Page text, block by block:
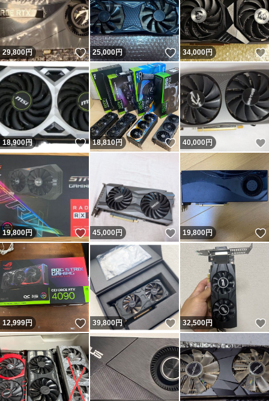
29,800円 いいね！
25,000円 いいね！
34,000円
18,900円 いいね！
18,810円 いいね！
40,000 円
19,800円 いいね！
45,000円 いいね！
19,800円
12,999円 いいね！
39,800円 いいね！
32,500円